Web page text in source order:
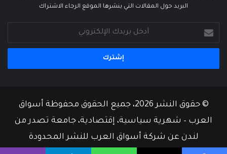
البريد حول المقالات التي ينشرها الموقع الرجاء الاشتراك
بريدك
الإلكتروني
© حقوق النشر 2026، جميع الحقوق محفوظة أسواق
العرب – شهرية سياسية، إقتصادية، جامعة تصدر من
لندن عن شركة أسواق العرب للنشر المحدودة